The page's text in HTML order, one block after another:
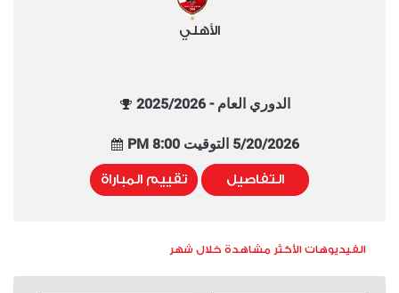
الأهلي
الدوري العام - 2025/2026
5/20/2026 التوقيت 8:00 PM
التفاصيل تقييم المباراة
الفيديوهات الأكثر مشاهدة خلال شهر